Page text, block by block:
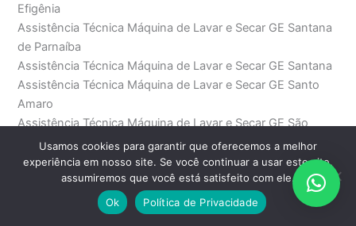
Efigênia
Assistência Técnica Máquina de Lavar e Secar GE Santana
de Parnaíba
Assistência Técnica Máquina de Lavar e Secar GE Santana
Assistência Técnica Máquina de Lavar e Secar GE Santo
Amaro
Assistência Técnica Máquina de Lavar e Secar GE São
Bento
Assistência Técnica Máquina de Lavar e Secar GE São
Domingos
Assistência Técnica Máquina de Lavar e Secar GE São
Usamos cookies para garantir que oferecemos a melhor
experiência em nosso site. Se você continuar a usar este site,
assumiremos que você está satisfeito com ele.
Ok
Política de Privacidade